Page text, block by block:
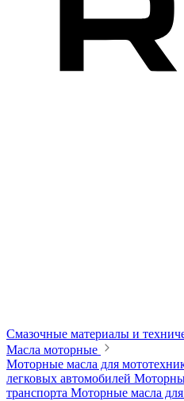
Смазочные материалы и
Масла моторные
Моторные масла для
легковых автомобилей
транспорта Моторные масла для